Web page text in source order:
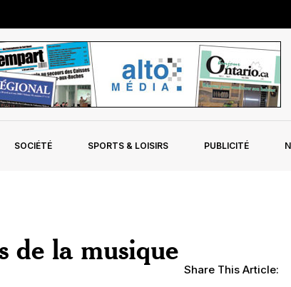
SOCIÉTÉ SPORTS & LOISIRS PUBLICITÉ
de la musique
Share This Article: